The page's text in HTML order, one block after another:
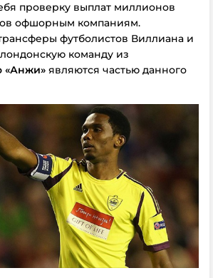
проверку выплат миллионов
офшорным компаниям.
футболистов Виллиана и
команду из
«Анжи» являются частью данного